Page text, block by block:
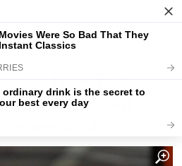
na Nově film,
Jedni ho
nenávidí